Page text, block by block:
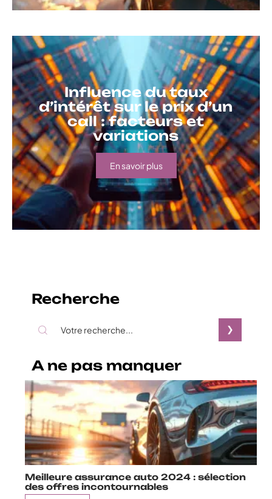
Influence du taux
d’intérêt sur le prix d’un
call : facteurs et
variations
En savoir plus
Recherche
A ne pas manquer
Meilleure assurance auto 2024 : sélection
des offres incontournables